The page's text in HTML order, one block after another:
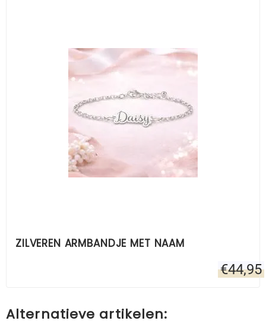
ZILVEREN ARMBANDJE MET NAAM
€44,95
Alternatieve artikelen: